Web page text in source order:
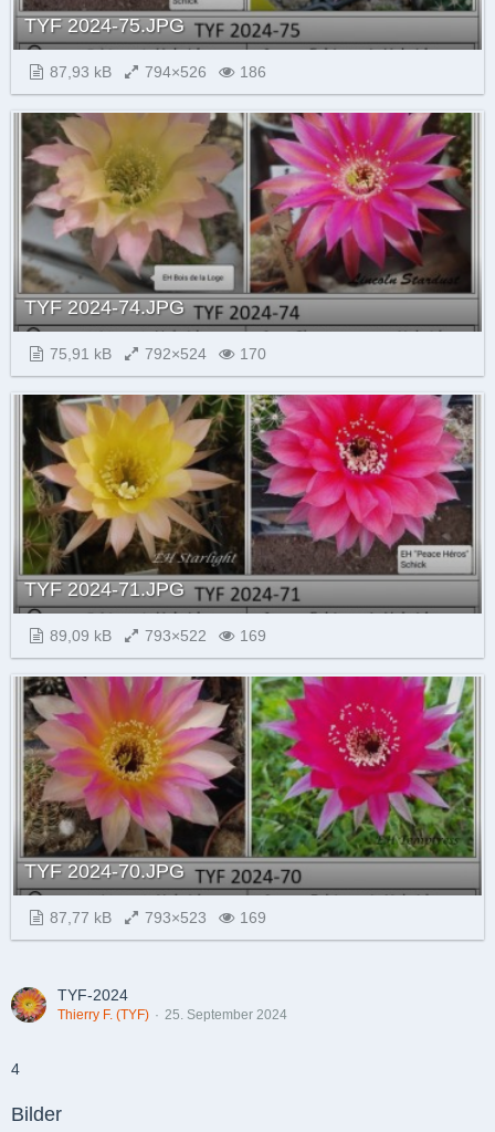
TYF 2024-75.JPG
87,93 kB 794×526 186
TYF 2024-74.JPG
75,91 kB 792×524 170
TYF 2024-71.JPG
89,09 kB 793×522 169
TYF 2024-70.JPG
87,77 kB 793×523 169
TYF-2024
Thierry F. (TYF) 25. September 2024
4
Bilder